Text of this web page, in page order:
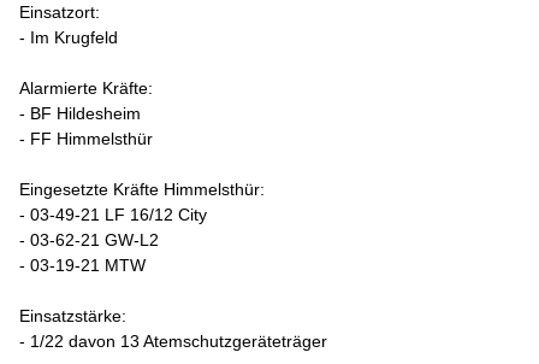
Einsatzort:
- Im Krugfeld
Alarmierte Kräfte:
- BF Hildesheim
- FF Himmelsthür
Eingesetzte Kräfte Himmelsthür:
- 03-49-21 LF 16/12 City
- 03-62-21 GW-L2
- 03-19-21 MTW
Einsatzstärke:
- 1/22 davon 13 Atemschutzgeräteträger